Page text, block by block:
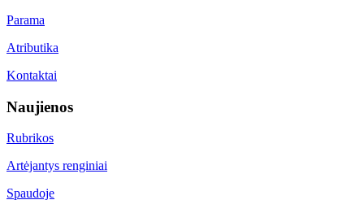
Parama
Atributika
Kontaktai
Naujienos
Rubrikos
Artėjantys renginiai
Spaudoje